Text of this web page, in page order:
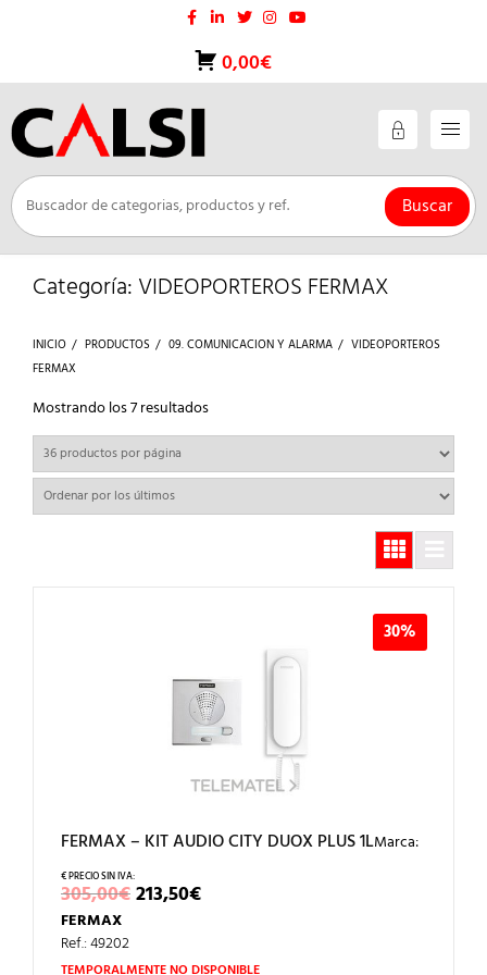
0,00€
Buscar
Categoría: VIDEOPORTEROS FERMAX
INICIO PRODUCTOS 09. COMUNICACION Y ALARMA
VIDEOPORTEROS
FERMAX
Mostrando los 7 resultadosOrdenado
por
últimos
30%
FERMAX – KIT AUDIO CITY DUOX PLUS 1L
305,00€EL
PRECIO
305,00€.
213,50€EL
PRECIO
213,50€.
Marca:
FERMAX
Ref.: 49202